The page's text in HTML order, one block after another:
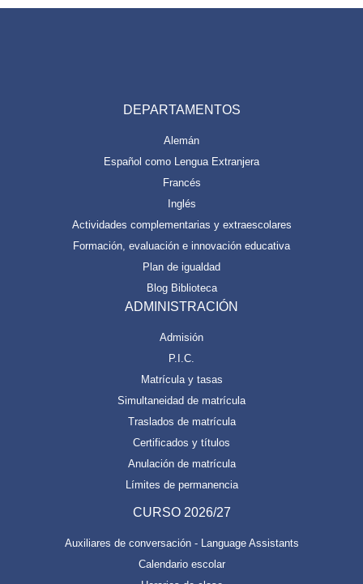
DEPARTAMENTOS
Alemán
Español como Lengua Extranjera
Francés
Inglés
Actividades complementarias y extraescolares
Formación, evaluación e innovación educativa
Plan de igualdad
Blog Biblioteca
ADMINISTRACIÓN
Admisión
P.I.C.
Matrícula y tasas
Simultaneidad de matrícula
Traslados de matrícula
Certificados y títulos
Anulación de matrícula
Límites de permanencia
CURSO 2026/27
Auxiliares de conversación - Language Assistants
Calendario escolar